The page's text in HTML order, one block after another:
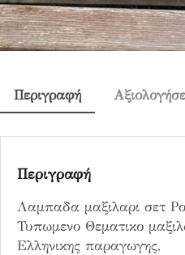
Περιγραφή
Περιγραφή
Λαμπαδα μαξιλαρι σετ
Τυπωμενο Θεματικο
Ελληνικης παραγωγης,